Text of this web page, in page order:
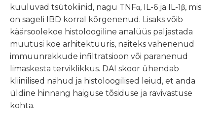
kuuluvad tsütokiinid, nagu TNFα, IL-6 ja IL-1β, mis
on sageli IBD korral kõrgenenud. Lisaks võib
käärsoolekoe histoloogiline analüüs paljastada
muutusi koe arhitektuuris, näiteks vähenenud
immuunrakkude infiltratsioon või paranenud
limaskesta terviklikkus. DAI skoor ühendab
kliinilised nähud ja histoloogilised leiud, et anda
üldine hinnang haiguse tõsiduse ja ravivastuse
kohta.